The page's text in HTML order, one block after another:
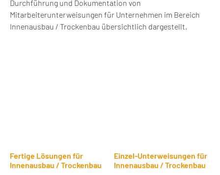
Durchführung und Dokumentation von
Mitarbeiterunterweisungen für Unternehmen im Bereich
Innenausbau / Trockenbau übersichtlich dargestellt.
Fertige Lösungen für
Innenausbau / Trockenbau
Einzel-Unterweisungen für
Innenausbau / Trockenbau